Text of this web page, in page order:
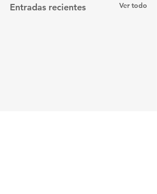
Entradas recientes Ver todo